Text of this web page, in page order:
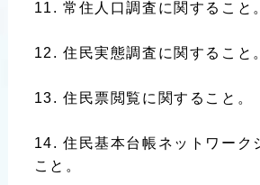
常住人口調査に関すること
住民実態調査に関すること
住民票閲覧に関すること。
住民基本台帳ネットワーク
こと。